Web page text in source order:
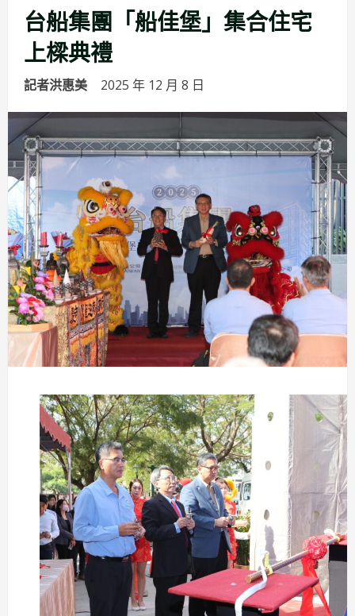
台船集團「船佳堡」集合住宅
上樑典禮
記者洪惠美 2025 年 12 月 8 日